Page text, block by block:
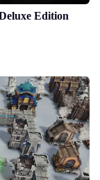
Edition